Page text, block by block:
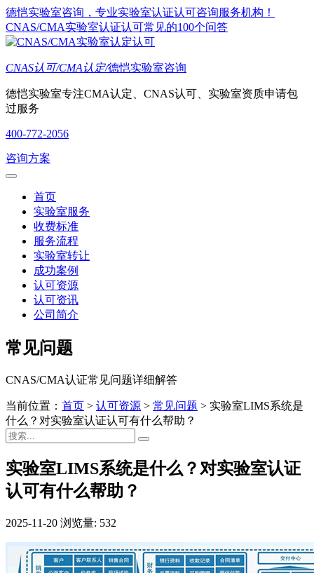
德恺实验室咨询，专业实验室认证认可咨询服务机构！
CNAS/CMA实验室认证认可常见的100个问答
CNAS认可/CMA认定/德恺实验室咨询
德恺实验室专注CMA认定、CNAS认可、实验室资质申请包
过服务
400-772-2056
咨询方案
首页
实验室服务
收费标准
服务流程
实验室转让
成功案例
认可资源
认可资讯
公司简介
常见问题
CNAS/CMA认证常见问题详细解答
当前位置： 首页 > 认可资源 > 常见问题 > 实验室LIMS系统是
什么？对实验室认证认可有什么帮助？
实验室LIMS系统是什么？对实验室认证
认可有什么帮助？
2025-11-20 浏览量: 532